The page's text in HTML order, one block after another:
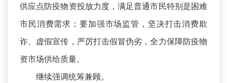
供应点防疫物资投放力度，满足普通市民特别是困难
市民消费需求；要加强市场监管，坚决打击消费欺
诈、虚假宣传，严厉打击假冒伪劣，全力保障防疫物
资市场供给质量。
继续强调统筹兼顾。